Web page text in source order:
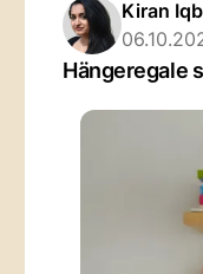
Kiran
Hängeregale